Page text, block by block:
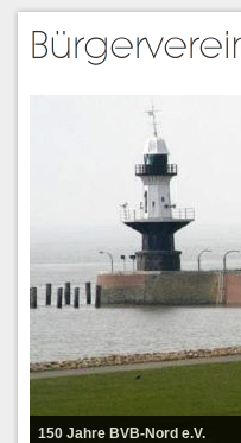
150 Jahre BVB-Nord e.V.